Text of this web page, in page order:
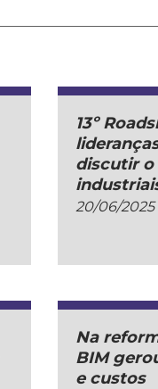
13º
discutir o
20/06/2025
Na
BIM
e custos